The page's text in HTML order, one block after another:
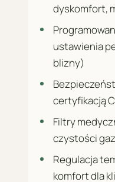
dyskomfort,
ustawienia
blizny)
certyfikacją
Filtry
czystości
Regulacja
komfort dla